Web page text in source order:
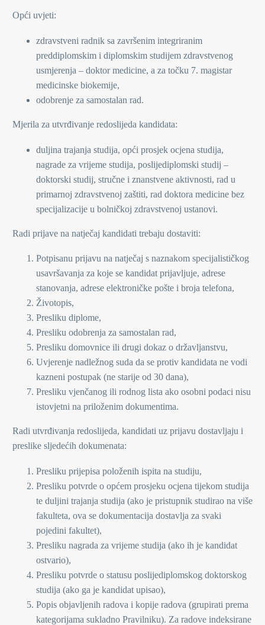
Opći uvjeti:
zdravstveni radnik sa završenim integriranim
preddiplomskim i diplomskim studijem zdravstvenog
usmjerenja – doktor medicine, a za točku 7. magistar
medicinske biokemije,
odobrenje za samostalan rad.
Mjerila za utvrđivanje redoslijeda kandidata:
duljina trajanja studija, opći prosjek ocjena studija,
nagrade za vrijeme studija, poslijediplomski studij –
doktorski studij, stručne i znanstvene aktivnosti, rad u
primarnoj zdravstvenoj zaštiti, rad doktora medicine bez
specijalizacije u bolničkoj zdravstvenoj ustanovi.
Radi prijave na natječaj kandidati trebaju dostaviti:
Potpisanu prijavu na natječaj s naznakom specijalističkog
usavršavanja za koje se kandidat prijavljuje, adrese
stanovanja, adrese elektroničke pošte i broja telefona,
Životopis,
Presliku diplome,
Presliku odobrenja za samostalan rad,
Presliku domovnice ili drugi dokaz o državljanstvu,
Uvjerenje nadležnog suda da se protiv kandidata ne vodi
kazneni postupak (ne starije od 30 dana),
Presliku vjenčanog ili rodnog lista ako osobni podaci nisu
istovjetni na priloženim dokumentima.
Radi utvrđivanja redoslijeda, kandidati uz prijavu dostavljaju i
preslike sljedećih dokumenata:
Presliku prijepisa položenih ispita na studiju,
Presliku potvrde o općem prosjeku ocjena tijekom studija
te duljini trajanja studija (ako je pristupnik studirao na više
fakulteta, ova se dokumentacija dostavlja za svaki
pojedini fakultet),
Presliku nagrada za vrijeme studija (ako ih je kandidat
ostvario),
Presliku potvrde o statusu poslijediplomskog doktorskog
studija (ako ga je kandidat upisao),
Popis objavljenih radova i kopije radova (grupirati prema
kategorijama sukladno Pravilniku). Za radove indeksirane